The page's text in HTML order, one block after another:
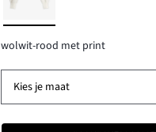
wolwit-rood met print
Kies je maat